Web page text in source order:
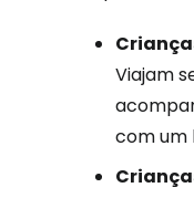
Viajam
com um